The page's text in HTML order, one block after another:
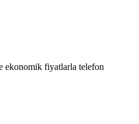
ekonomik fiyatlarla telefon